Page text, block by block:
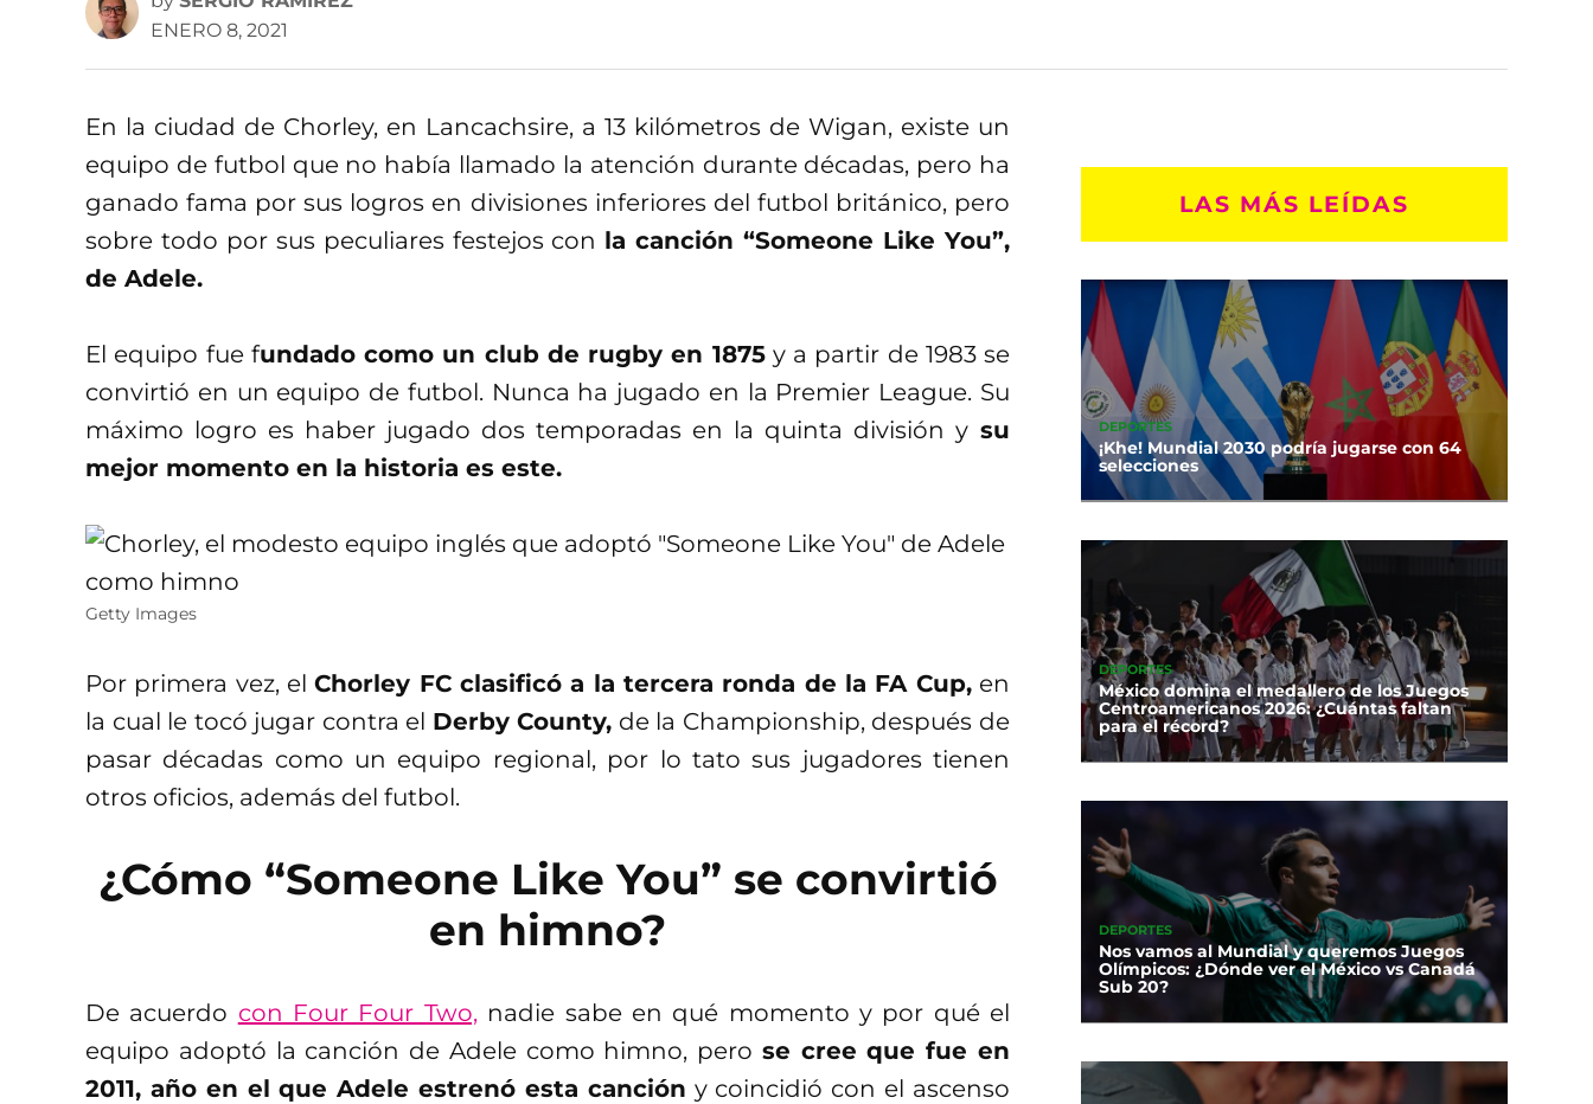
ENERO 8, 2021
En la ciudad de Chorley, en Lancachsire, a 13 kilómetros de Wigan, existe un
equipo de futbol que no había llamado la atención durante décadas, pero ha
ganado fama por sus logros en divisiones inferiores del futbol británico, pero
sobre todo por sus peculiares festejos con la canción “Someone Like You”,
de Adele.
El equipo fue fundado como un club de rugby en 1875y a partir de 1983 se
convirtió en un equipo de futbol. Nunca ha jugado en la Premier League. Su
máximo logro es haber jugado dos temporadas en la quinta división y su
mejor momento en la historia es este.
Getty Images
Por primera vez, elChorley FC clasificó a la tercera ronda de la FA Cup,en
la cual le tocó jugar contra el Derby County, de la Championship, después de
pasar décadas como un equipo regional, por lo tato sus jugadores tienen
otros oficios, además del futbol.
¿Cómo “Someone Like You” se convirtió
en himno?
De acuerdo con Four Four Two, nadie sabe en qué momento y por qué el
equipo adoptó la canción de Adele como himno, pero se cree que fue en
2011, año en el que Adele estrenó esta canción y coincidió con el ascenso
LAS MÁS LEÍDAS
DEPORTES
¡Khe! Mundial 2030 podría jugarse con 64
selecciones
DEPORTES
México domina el medallero de los Juegos
Centroamericanos 2026: ¿Cuántas faltan
para el récord?
DEPORTES
Nos vamos al Mundial y queremos Juegos
Olímpicos: ¿Dónde ver el México vs Canadá
Sub 20?